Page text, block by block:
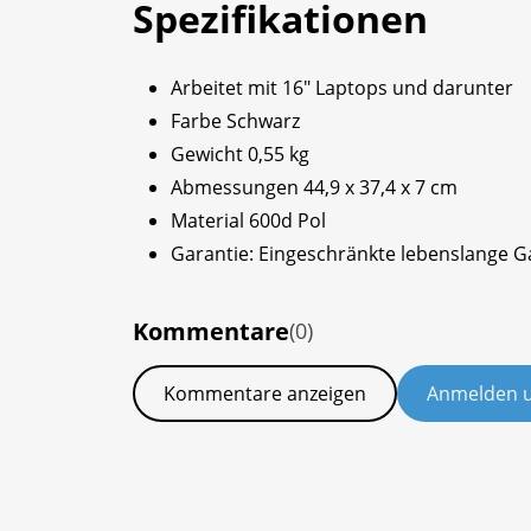
Spezifikationen
Arbeitet mit 16" Laptops und darunter
Farbe Schwarz
Gewicht 0,55 kg
Abmessungen 44,9 x 37,4 x 7 cm
Material 600d Pol
Garantie: Eingeschränkte lebenslange
Kommentare(0)
Kommentare anzeigen Anmelden